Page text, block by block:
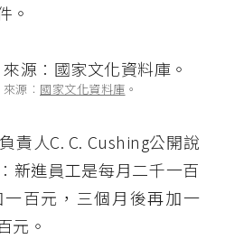
。
源︰ 國家文化資料庫 。
責人C. C. Cushing公開說
新進員工是每月二千一百
百元，三個月後再加一
元。